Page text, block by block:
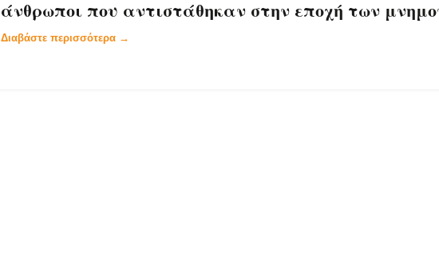
άνθρωποι που αντιστάθηκαν στην εποχή των
Διαβάστε περισσότερα →